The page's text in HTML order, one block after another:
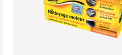
смазку для вашего